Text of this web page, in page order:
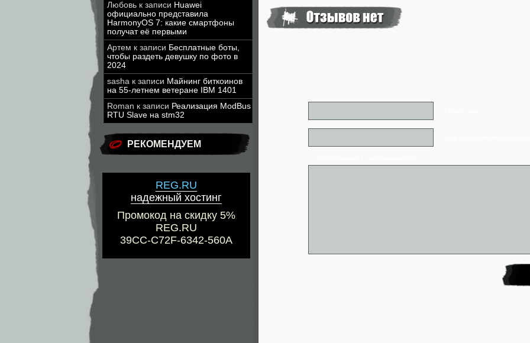
Любовь к записи Huawei
официально представила
HarmonyOS 7: какие смартфоны
получат её первыми
Артем к записи Бесплатные боты,
чтобы раздеть девушку по фото в
2024
sasha к записи Майнинг биткоинов
на 55-летнем ветеране IBM 1401
Roman к записи Реализация ModBus
RTU Slave на stm32
РЕКОМЕНДУЕМ
REG.RU
надежный хостинг
Промокод на скидку 5%
REG.RU
39CC-C72F-6342-560A